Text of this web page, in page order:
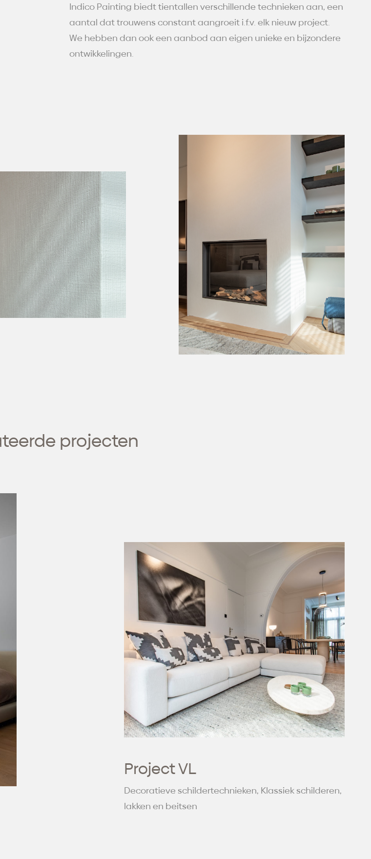
Indico Painting biedt tientallen verschillende technieken aan, een
aantal dat trouwens constant aangroeit i.f.v. elk nieuw project.
We hebben dan ook een aanbod aan eigen unieke en bijzondere
ontwikkelingen.
projecten
Project VL
Decoratieve schildertechnieken, Klassiek schilderen,
lakken en beitsen